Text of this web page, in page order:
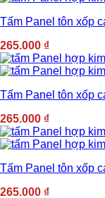
Tấm Panel tôn xốp
265.000 ₫
Tấm Panel tôn xốp
265.000 ₫
Tấm Panel tôn xốp
265.000 ₫